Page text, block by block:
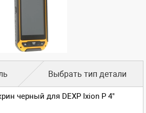
Выбрать тип детали
черный для DEXP Ixion P 4"